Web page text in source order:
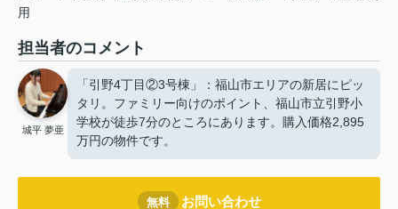
用
担当者のコメント
城平 夢亜
「引野4丁目②3号棟」：福山市エリアの新居にピッ
タリ。ファミリー向けのポイント、福山市立引野小
学校が徒歩7分のところにあります。購入価格2,895
万円の物件です。
無料 お問い合わせ